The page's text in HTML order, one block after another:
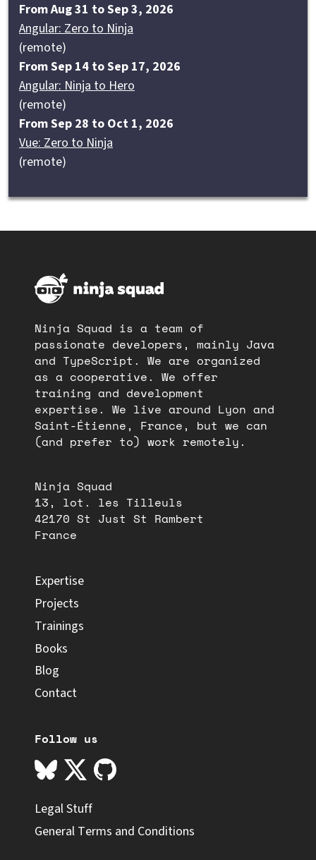
From Aug 31 to Sep 3, 2026
Angular: Zero to Ninja
(remote)
From Sep 14 to Sep 17, 2026
Angular: Ninja to Hero
(remote)
From Sep 28 to Oct 1, 2026
Vue: Zero to Ninja
(remote)
Ninja Squad is a team of
passionate developers, mainly Java
and TypeScript. We are organized
as a cooperative. We offer
training and development
expertise. We live around Lyon and
Saint-Étienne, France, but we can
(and prefer to) work remotely.
Ninja Squad
13, lot. les Tilleuls
42170 St Just St Rambert
France
Expertise
Projects
Trainings
Books
Blog
Contact
Follow us
Legal Stuff
General Terms and Conditions